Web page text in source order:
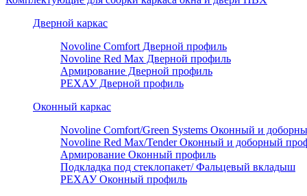
Дверной каркас
Novoline Comfort Дверной профиль
Novoline Red Мax Дверной профиль
Армирование Дверной профиль
РЕХАУ Дверной профиль
Оконный каркас
Novoline Comfort/Green Systems Оконный и
Novoline Red Max/Tender Оконный и доборный
Армирование Оконный профиль
Подкладка под стеклопакет/ Фальцевый вкладыш
РЕХАУ Оконный профиль